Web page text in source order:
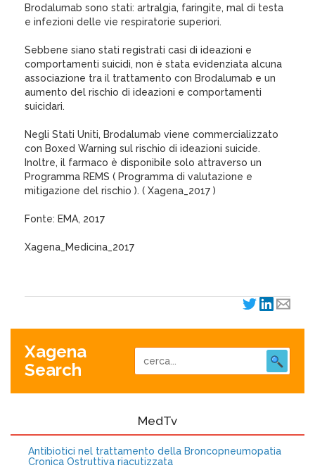
Brodalumab sono stati: artralgia, faringite, mal di testa
e infezioni delle vie respiratorie superiori.
Sebbene siano stati registrati casi di ideazioni e
comportamenti suicidi, non è stata evidenziata alcuna
associazione tra il trattamento con Brodalumab e un
aumento del rischio di ideazioni e comportamenti
suicidari.
Negli Stati Uniti, Brodalumab viene commercializzato
con Boxed Warning sul rischio di ideazioni suicide.
Inoltre, il farmaco è disponibile solo attraverso un
Programma REMS ( Programma di valutazione e
mitigazione del rischio ). ( Xagena_2017 )
Fonte: EMA, 2017
Xagena_Medicina_2017
Xagena
Search
MedTv
Antibiotici nel trattamento della Broncopneumopatia
Cronica Ostruttiva riacutizzata